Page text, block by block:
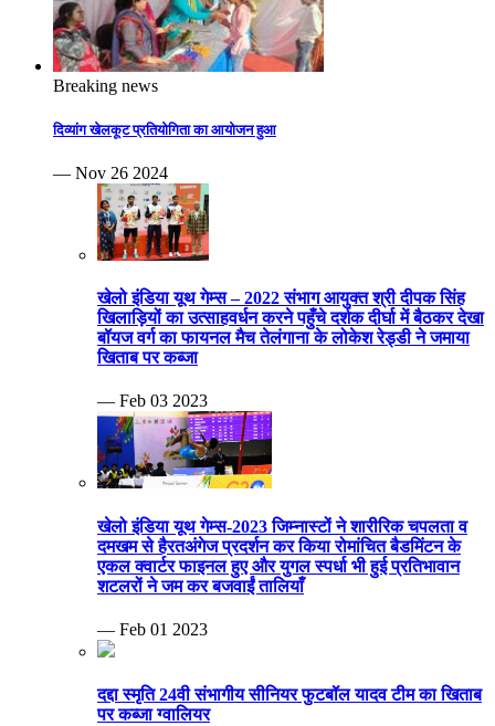
Breaking news
दिव्यांग खेलकूट प्रतियोगिता का आयोजन हुआ
— Nov 26 2024
खेलो इंडिया यूथ गेम्स – 2022 संभाग आयुक्त श्री दीपक सिंह
खिलाड़ियों का उत्साहवर्धन करने पहुँचे दर्शक दीर्घा में बैठकर देखा
बॉयज वर्ग का फायनल मैच तेलंगाना के लोकेश रेड्डी ने जमाया
खिताब पर कब्जा
— Feb 03 2023
खेलो इंडिया यूथ गेम्स-2023 जिम्नास्टों ने शारीरिक चपलता व
दमखम से हैरतअंगेज प्रदर्शन कर किया रोमांचित बैडमिंटन के
एकल क्वार्टर फाइनल हुए और युगल स्पर्धा भी हुई प्रतिभावान
शटलरों ने जम कर बजवाईं तालियाँ
— Feb 01 2023
दद्दा स्मृति 24वी संभागीय सीनियर फुटबॉल यादव टीम का खिताब
पर कब्जा ग्वालियर